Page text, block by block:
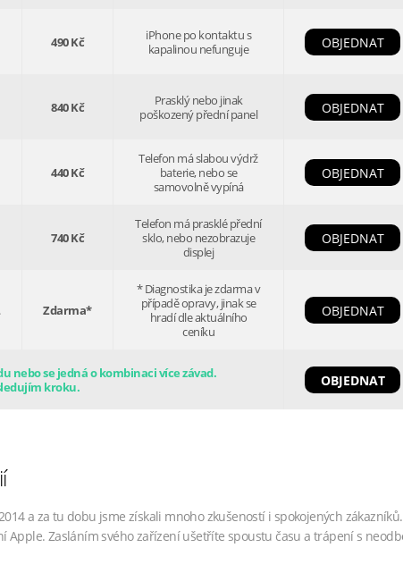
490 Kč
iPhone po kontaktu s
kapalinou nefunguje
OBJEDNAT
840 Kč
Prasklý nebo jinak
poškozený přední panel
OBJEDNAT
440 Kč
Telefon má slabou výdrž
baterie, nebo se
samovolně vypíná
OBJEDNAT
740 Kč
Telefon má prasklé přední
sklo, nebo nezobrazuje
displej
OBJEDNAT
Zdarma*
* Diagnostika je zdarma v
případě opravy, jinak se
hradí dle aktuálního
ceníku
OBJEDNAT
nebo se jedná o kombinaci více závad.
kroku.
OBJEDNAT
a za tu dobu jsme získali mnoho zkušeností i spokojených
Apple. Zasláním svého zařízení ušetříte spoustu času a trápení s